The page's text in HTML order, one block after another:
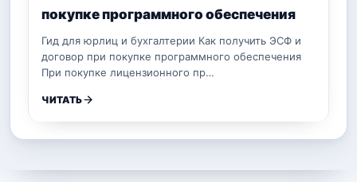
покупке программного обеспечения
Гид для юрлиц и бухгалтерии Как получить ЭСФ и
договор при покупке программного обеспечения
При покупке лицензионного пр…
ЧИТАТЬ